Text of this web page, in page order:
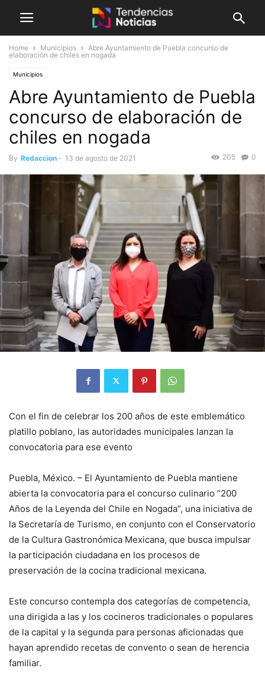
Home Municipios
Abre Ayuntamiento de Puebla concurso de
elaboración de chiles en nogada
Municipios
Abre Ayuntamiento de Puebla
concurso de elaboración de
chiles en nogada
By Redaccion - 13 de agosto de 2021 0
205
Con el fin de celebrar los 200 años de este emblemático
platillo poblano, las autoridades municipales lanzan la
convocatoria para ese evento
Puebla, México. – El Ayuntamiento de Puebla mantiene
abierta la convocatoria para el concurso culinario “200
Años de la Leyenda del Chile en Nogada”, una iniciativa de
la Secretaría de Turismo, en conjunto con el Conservatorio
de la Cultura Gastronómica Mexicana, que busca impulsar
la participación ciudadana en los procesos de
preservación de la cocina tradicional mexicana.
Este concurso contempla dos categorías de competencia,
una dirigida a las y los cocineros tradicionales o populares
de la capital y la segunda para personas aficionadas que
hayan aprendido recetas de convento o sean de herencia
familiar.